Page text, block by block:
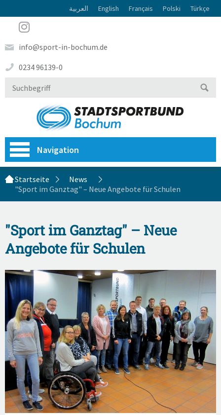
العربية English Français Polski Türkçe
info@sport-in-bochum.de
0234 96139-0
Navigation
Startseite
News
"Sport im Ganztag" – Neue Angebote für Schulen
"Sport im Ganztag" – Neue
Angebote für Schulen